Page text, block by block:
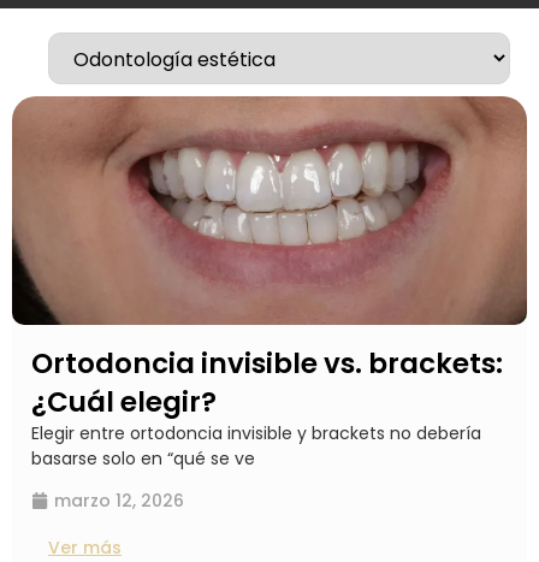
Ortodoncia invisible vs. brackets:
¿Cuál elegir?
Elegir entre ortodoncia invisible y brackets no debería
basarse solo en “qué se ve
marzo 12, 2026
Ver más